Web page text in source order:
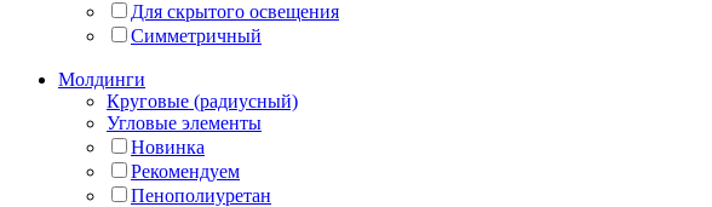
Для скрытого освещения
Симметричный
Молдинги
Круговые (радиусный)
Угловые элементы
Новинка
Рекомендуем
Пенополиуретан